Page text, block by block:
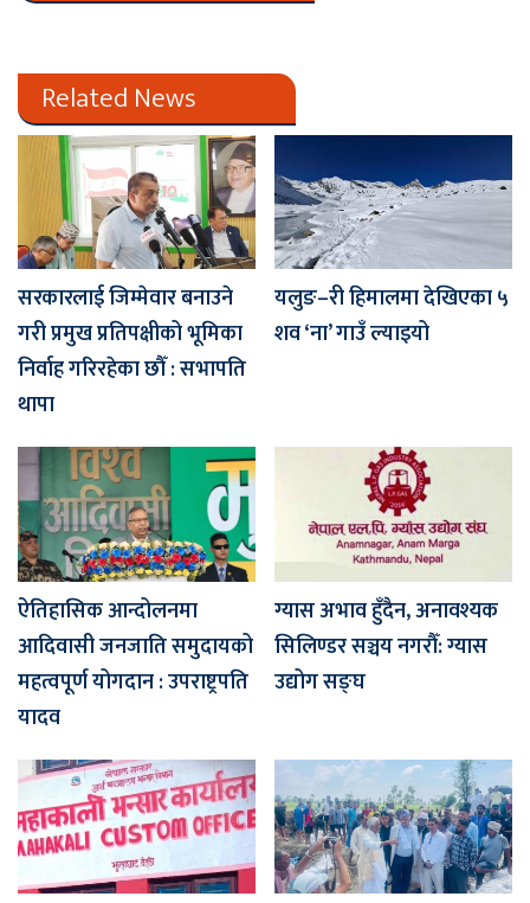
Related News
सरकारलाई जिम्मेवार बनाउने
गरी प्रमुख प्रतिपक्षीको भूमिका
निर्वाह गरिरहेका छौँ : सभापति
थापा
यलुङ–री हिमालमा देखिएका ५
शव ‘ना’ गाउँ ल्याइयो
ऐतिहासिक आन्दोलनमा
आदिवासी जनजाति समुदायको
महत्वपूर्ण योगदान : उपराष्ट्रपति
यादव
ग्यास अभाव हुँदैन, अनावश्यक
सिलिण्डर सञ्चय नगरौँ: ग्यास
उद्योग सङ्घ